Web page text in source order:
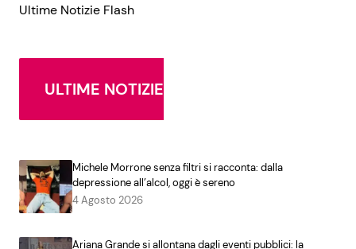
Ultime Notizie Flash
ULTIME NOTIZIE
Michele Morrone senza filtri si racconta: dalla
depressione all’alcol, oggi è sereno
4 Agosto 2026
Ariana Grande si allontana dagli eventi pubblici: la